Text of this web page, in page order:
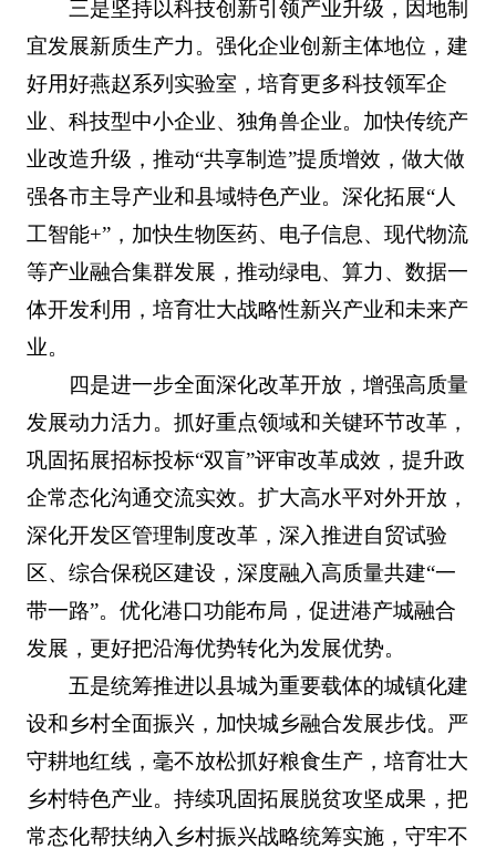
三是坚持以科技创新引领产业升级，因地制
宜发展新质生产力。强化企业创新主体地位，建
好用好燕赵系列实验室，培育更多科技领军企
业、科技型中小企业、独角兽企业。加快传统产
业改造升级，推动“共享制造”提质增效，做大做
强各市主导产业和县域特色产业。深化拓展“人
工智能+”，加快生物医药、电子信息、现代物流
等产业融合集群发展，推动绿电、算力、数据一
体开发利用，培育壮大战略性新兴产业和未来产
业。
四是进一步全面深化改革开放，增强高质量
发展动力活力。抓好重点领域和关键环节改革，
巩固拓展招标投标“双盲”评审改革成效，提升政
企常态化沟通交流实效。扩大高水平对外开放，
深化开发区管理制度改革，深入推进自贸试验
区、综合保税区建设，深度融入高质量共建“一
带一路”。优化港口功能布局，促进港产城融合
发展，更好把沿海优势转化为发展优势。
五是统筹推进以县城为重要载体的城镇化建
设和乡村全面振兴，加快城乡融合发展步伐。严
守耕地红线，毫不放松抓好粮食生产，培育壮大
乡村特色产业。持续巩固拓展脱贫攻坚成果，把
常态化帮扶纳入乡村振兴战略统筹实施，守牢不